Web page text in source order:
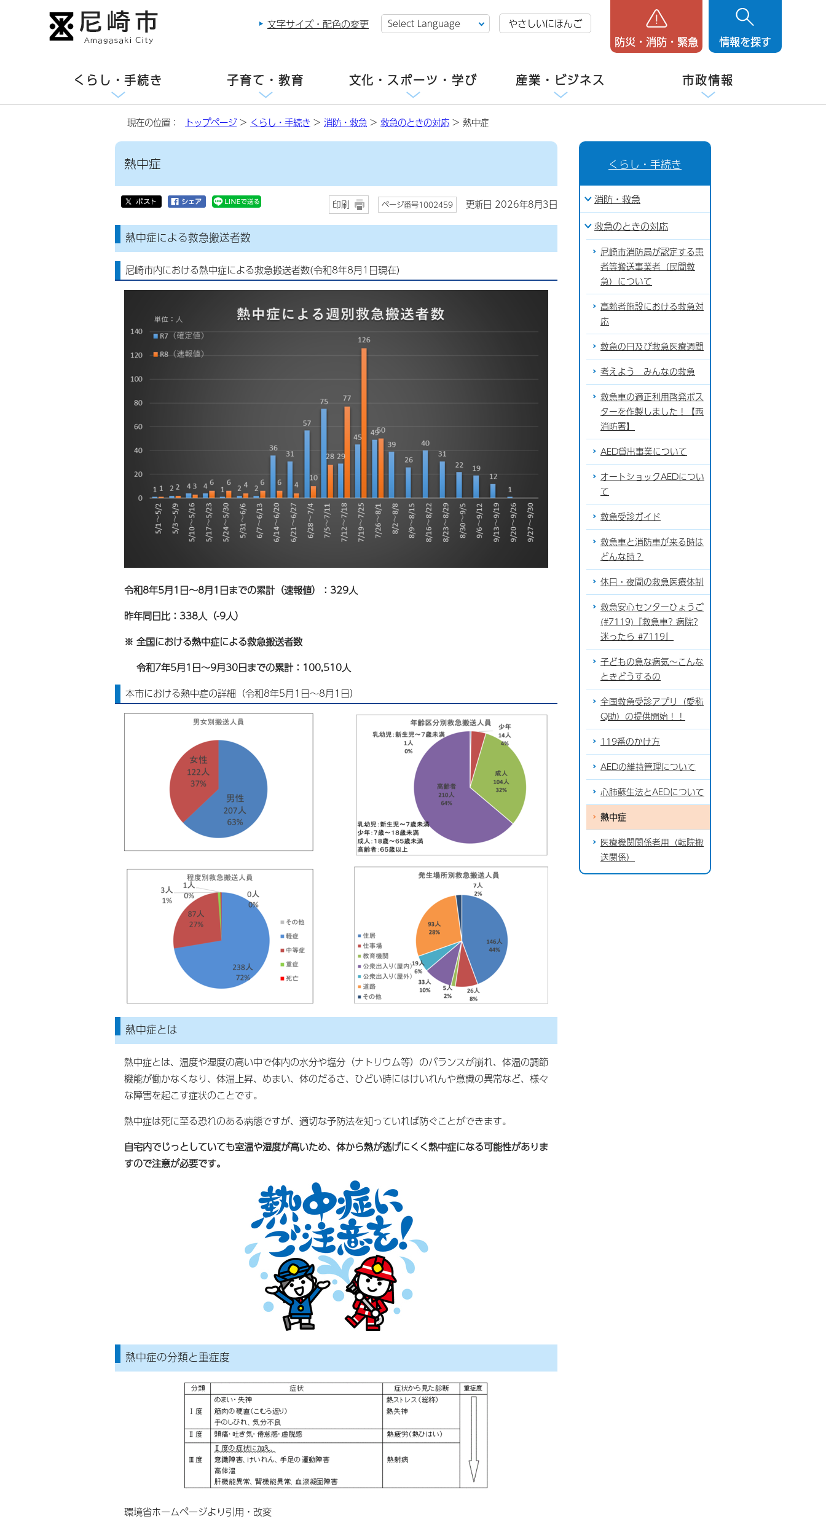
文字サイズ・配色の変更 やさしいにほんご
防災・消防・緊急 情報を探す
くらし・手続き 子育て・教育 文化・スポーツ・学び 産業・ビジネス 市政情報
現在の位置： トップページ> くらし・手続き > 消防・救急 > 救急のときの対応 > 熱中症
熱中症
印刷 ページ番号1002459 更新日 2026年8月3日
熱中症による救急搬送者数
尼崎市内における熱中症による救急搬送者数(令和8年8月1日現在)
令和8年5月1日～8月1日までの累計（速報値）：329人
昨年同日比：338人（-9人）
※ 全国における熱中症による救急搬送者数
令和7年5月1日～9月30日までの累計：100,510人
本市における熱中症の詳細（令和8年5月1日～8月1日）
熱中症とは
熱中症とは、温度や湿度の高い中で体内の水分や塩分（ナトリウム等）のバランスが崩れ、体温の調節
機能が働かなくなり、体温上昇、めまい、体のだるさ、ひどい時にはけいれんや意識の異常など、様々
な障害を起こす症状のことです。
熱中症は死に至る恐れのある病態ですが、適切な予防法を知っていれば防ぐことができます。
自宅内でじっとしていても室温や湿度が高いため、体から熱が逃げにくく熱中症になる可能性がありま
すので注意が必要です。
熱中症の分類と重症度
環境省ホームページより引用・改変
くらし・手続き
消防・救急
救急のときの対応
尼崎市消防局が認定する患
者等搬送事業者（民間救
急）について
高齢者施設における救急対
応
救急の日及び救急医療週間
考えよう みんなの救急
救急車の適正利用啓発ポス
ターを作製しました！【西
消防署】
AED貸出事業について
オートショックAEDについ
て
救急受診ガイド
救急車と消防車が来る時は
どんな時？
休日・夜間の救急医療体制
救急安心センターひょうご
(#7119)『救急車? 病院?
迷ったら #7119』
子どもの急な病気～こんな
ときどうするの
全国救急受診アプリ（愛称
Q助）の提供開始！！
119番のかけ方
AEDの維持管理について
心肺蘇生法とAEDについて
熱中症
医療機関関係者用（転院搬
送関係）